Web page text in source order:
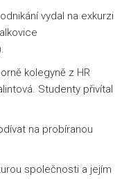
vydal na exkurzi
kolegyně z HR
Studenty přivítal
na probíranou
společnosti a jejím